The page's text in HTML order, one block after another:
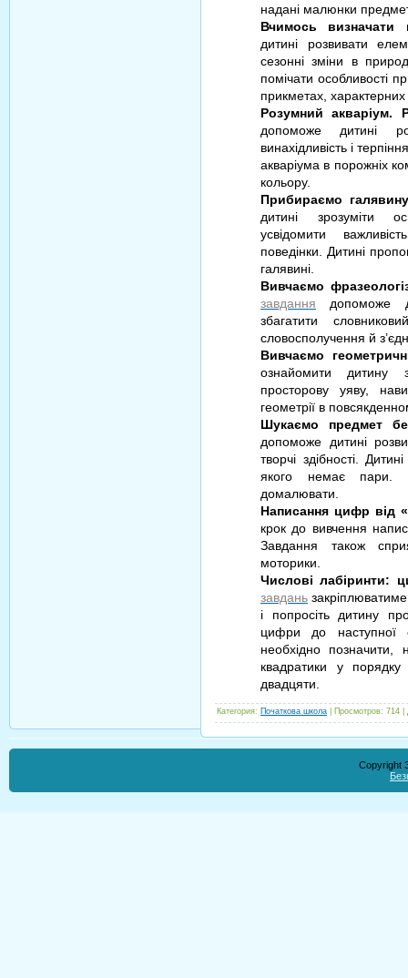
надані малюнки
Вчимось визначати
дитині розвивати
сезонні зміни в
помічати особливості
прикметах, характерних
Розумний акваріум.
допоможе дитині
винахідливість і
акваріума в порожніх
кольору.
Прибираємо
дитині зрозуміти
усвідомити
поведінки. Дитині
галявині.
Вивчаємо
завдання допоможе
збагатити
словосполучення й
Вивчаємо
ознайомити дитину
просторову уяву,
геометрії в
Шукаємо предмет
допоможе дитині
творчі здібності.
якого немає пари.
домалювати.
Написання цифр від
крок до вивчення
Завдання також
моторики.
Числові лабіринти:
завдань
і попросіть дитину
цифри до наступної
необхідно
квадратики у
двадцяти.
Категория: Початкова школа Просмотров: 714
Copyright